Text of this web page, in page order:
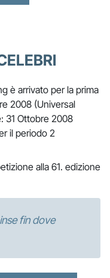
è arrivato per la prima
2008 (Universal
31 Ottobre 2008
il periodo 2
alla 61. edizione
fin dove